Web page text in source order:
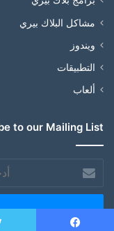
مشاكل البلاك بيري
ويندوز
التطبيقات
ألعاب
to our Mailing List
بريدك
الإلكتروني